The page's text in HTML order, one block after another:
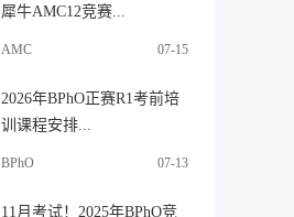
犀牛AMC12竞赛...
AMC 07-15
2026年BPhO正赛R1考前培
训课程安排...
BPhO 07-13
11月考试！2025年BPhO竞